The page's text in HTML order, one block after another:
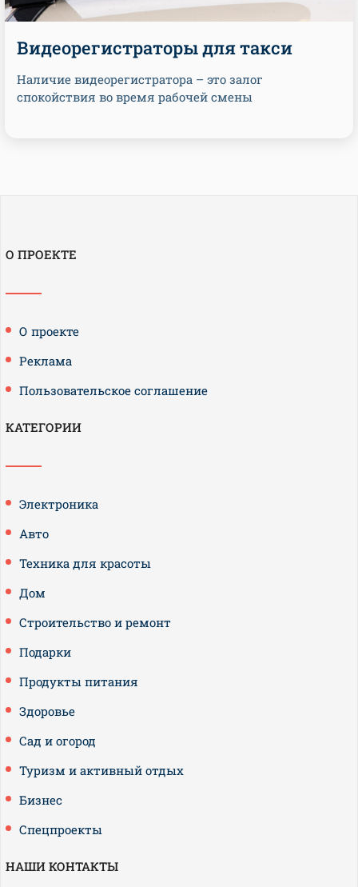
Видеорегистраторы для такси
Наличие видеорегистратора – это залог
спокойствия во время рабочей смены
О ПРОЕКТЕ
О проекте
Реклама
Пользовательское соглашение
КАТЕГОРИИ
Электроника
Авто
Техника для красоты
Дом
Строительство и ремонт
Подарки
Продукты питания
Здоровье
Сад и огород
Туризм и активный отдых
Бизнес
Спецпроекты
НАШИ КОНТАКТЫ